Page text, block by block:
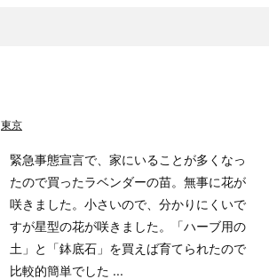
東京
緊急事態宣言で、家にいることが多くなっ
たので買ったラベンダーの苗。無事に花が
咲きました。 小さいので、分かりにくいで
すが星型の花が咲きました。
「ハーブ用の
土」と「鉢底石」を買えば育てられたので
比較的簡単でした ...